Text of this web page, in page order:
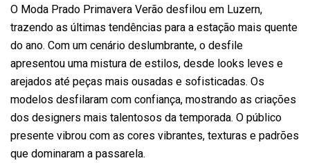
O Moda Prado Primavera Verão desfilou em Luzern,
trazendo as últimas tendências para a estação mais quente
do ano. Com um cenário deslumbrante, o desfile
apresentou uma mistura de estilos, desde looks leves e
arejados até peças mais ousadas e sofisticadas. Os
modelos desfilaram com confiança, mostrando as criações
dos designers mais talentosos da temporada. O público
presente vibrou com as cores vibrantes, texturas e padrões
que dominaram a passarela.